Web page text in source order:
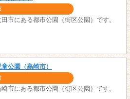
市にある都市公園（街区公園）です。
公園（高崎市）
市にある都市公園（街区公園）です。